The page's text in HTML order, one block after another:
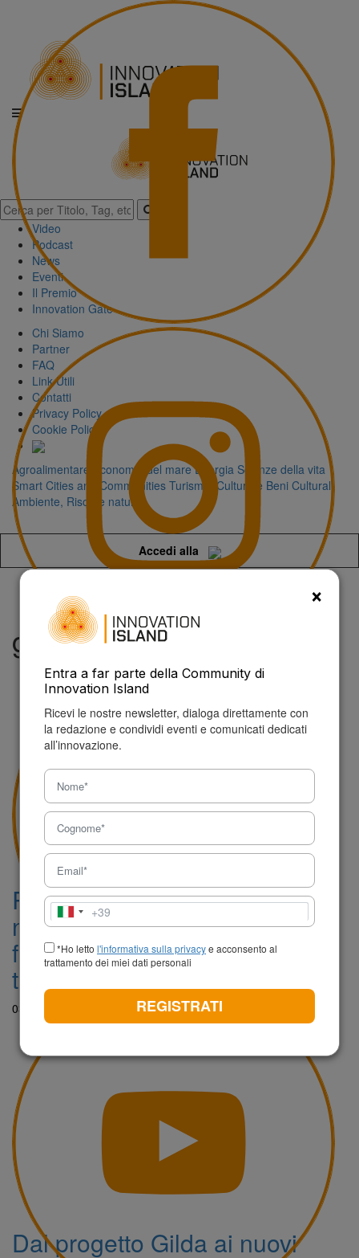
Video
Podcast
News
Eventi
Il Premio
Innovation Gate
Chi Siamo
Partner
FAQ
Link Utili
Contatti
Privacy Policy
Cookie Policy
Agroalimentare Economia del mare Energia Scienze della vita
Smart Cities and Communities Turismo, Cultura e Beni Culturali
Ambiente, Risorse naturali
Accedi alla
gender equality
Ricerca e innovazione, la
nuova Relazione del Cnr
fotografa l’Italia in
trasformazione
03 Novembre 2025 - 13:06
Dal progetto Gilda ai nuovi
×
Entra a far parte della Community di
Innovation Island
Ricevi le nostre newsletter, dialoga direttamente con
la redazione e condividi eventi e comunicati dedicati
all’innovazione.
Italia
+39
+39
*Ho letto l'informativa sulla privacye acconsento al
trattamento dei miei dati personali
REGISTRATI